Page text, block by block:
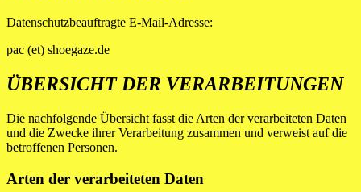
Datenschutzbeauftragte E-Mail-Adresse:
pac (et) shoegaze.de
ÜBERSICHT DER VERARBEITUNGEN
Die nachfolgende Übersicht fasst die Arten der verarbeiteten Daten
und die Zwecke ihrer Verarbeitung zusammen und verweist auf die
betroffenen Personen.
Arten der verarbeiteten Daten